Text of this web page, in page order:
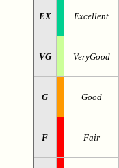
EX Excellent
VG VeryGood
G Good
F Fair